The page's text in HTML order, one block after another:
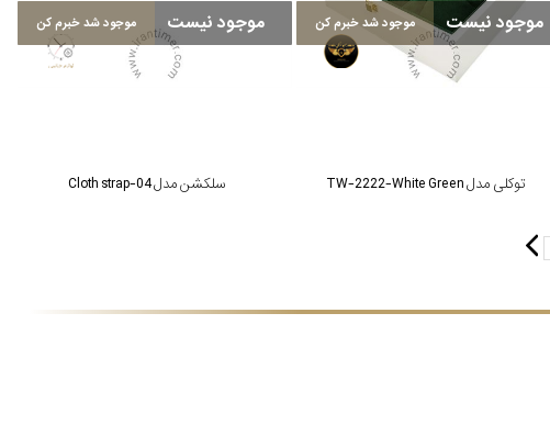
موجود نیست موجود شد خبرم کن
توکلی مدل TW-2222-White Green
موجود نیست موجود شد خبرم کن
سلکشن مدل Cloth strap-04